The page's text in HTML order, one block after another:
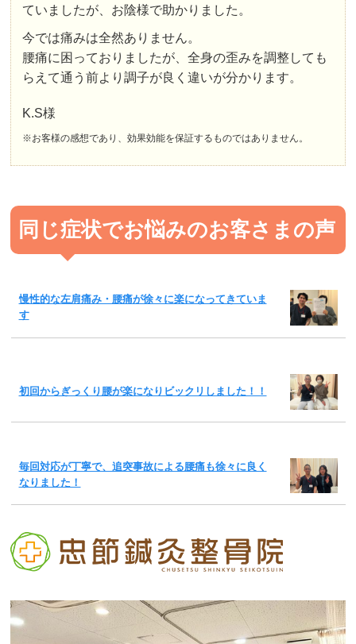
ていましたが、お陰様で助かりました。
今では痛みは全然ありません。
腰痛に困っておりましたが、全身の歪みを調整しても
らえて通う前より調子が良く違いが分かります。
K.S様
※お客様の感想であり、効果効能を保証するものではありません。
同じ症状でお悩みのお客さまの声
慢性的な左肩痛み・腰痛が徐々に楽になってきていま
す
初回からぎっくり腰が楽になりビックリしました！！
毎回対応が丁寧で、追突事故による腰痛も徐々に良く
なりました！